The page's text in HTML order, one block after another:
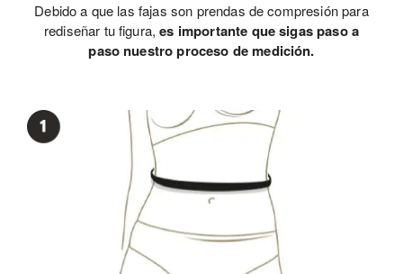
Debido a que las fajas son prendas de compresión para
rediseñar tu figura,es importante que sigas paso a
paso nuestro proceso de medición.